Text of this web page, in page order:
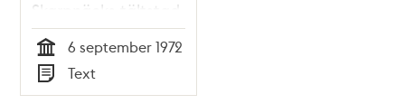
Skarpnäcks tältstad
1972
Tid
6 september 1972
Typ
Text